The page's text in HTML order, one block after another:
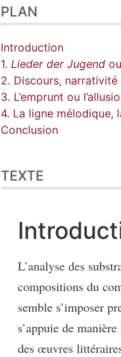
PLAN
Introduction
1. Lieder der Jugend
2. Discours,
3. L’emprunt ou
4. La ligne
Conclusion
TEXTE
L’analyse des
compositions du
semble s’imposer
s’appuie de
des œuvres